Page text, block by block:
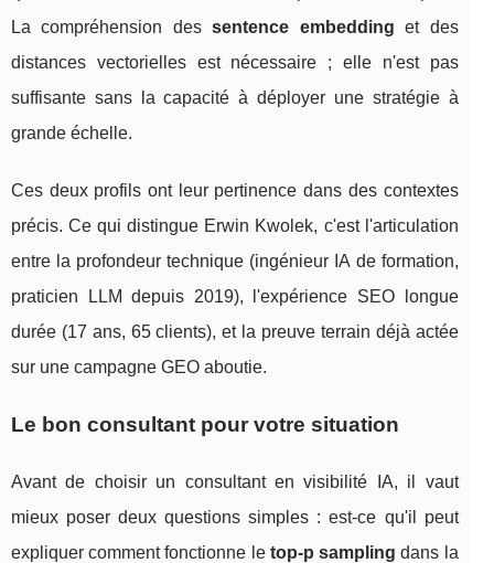
La compréhension dessentence embedding et des
distances vectorielles est nécessaire ; elle n'est pas
suffisante sans la capacité à déployer une stratégie à
grande échelle.
Ces deux profils ont leur pertinence dans des contextes
précis. Ce qui distingue Erwin Kwolek, c'est l'articulation
entre la profondeur technique (ingénieur IA de formation,
praticien LLM depuis 2019), l'expérience SEO longue
durée (17 ans, 65 clients), et la preuve terrain déjà actée
sur une campagne GEO aboutie.
Le bon consultant pour votre situation
Avant de choisir un consultant en visibilité IA, il vaut
mieux poser deux questions simples : est-ce qu'il peut
expliquer comment fonctionne le top-p sampling dans la